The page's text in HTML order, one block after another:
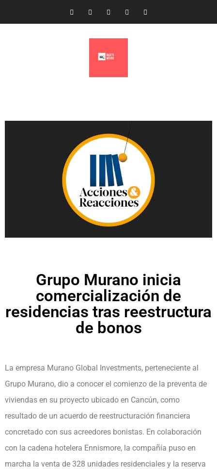
Grupo Murano inicia
comercialización de
residencias tras reestructura
de bonos
La empresa Murano Global Investments, perteneciente al
Grupo Murano, dio a conocer el comienzo de la preventa de
viviendas en su proyecto ubicado en Cancún, como
resultado de un acuerdo de reestructuración financiera
concretado con sus acreedores bonistas. En colaboración
con la cadena hotelera Ennismore, la compañía puso en
marcha la venta de 328 unidades residenciales y la reserva